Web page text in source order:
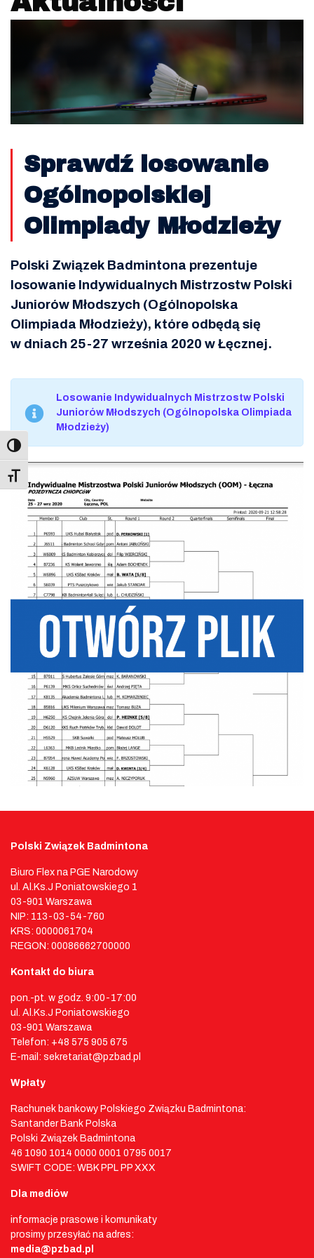
Toggle Font size
Sprawdź losowanie
Ogólnopolskiej
Olimpiady Młodzieży
Polski Związek Badmintona prezentuje
losowanie Indywidualnych Mistrzostw Polski
Juniorów Młodszych (Ogólnopolska
Olimpiada Młodzieży), które odbędą się
w dniach 25-27 września 2020 w Łęcznej.
Losowanie Indywidualnych Mistrzostw Polski
Juniorów Młodszych (Ogólnopolska Olimpiada
Młodzieży)
Polski Związek Badmintona
Biuro Flex na PGE Narodowy
ul. Al.Ks.J Poniatowskiego 1
03-901 Warszawa
NIP: 113-03-54-760
KRS: 0000061704
REGON: 00086662700000
Kontakt do biura
pon.-pt. w godz. 9:00-17:00
ul. Al.Ks.J Poniatowskiego
03-901 Warszawa
Telefon: +48 575 905 675
E-mail: sekretariat@pzbad.pl
Wpłaty
Rachunek bankowy Polskiego Związku Badmintona:
Santander Bank Polska
Polski Związek Badmintona
46 1090 1014 0000 0001 0795 0017
SWIFT CODE: WBK PPL PP XXX
Dla mediów
informacje prasowe i komunikaty
prosimy przesyłać na adres:
media@pzbad.pl